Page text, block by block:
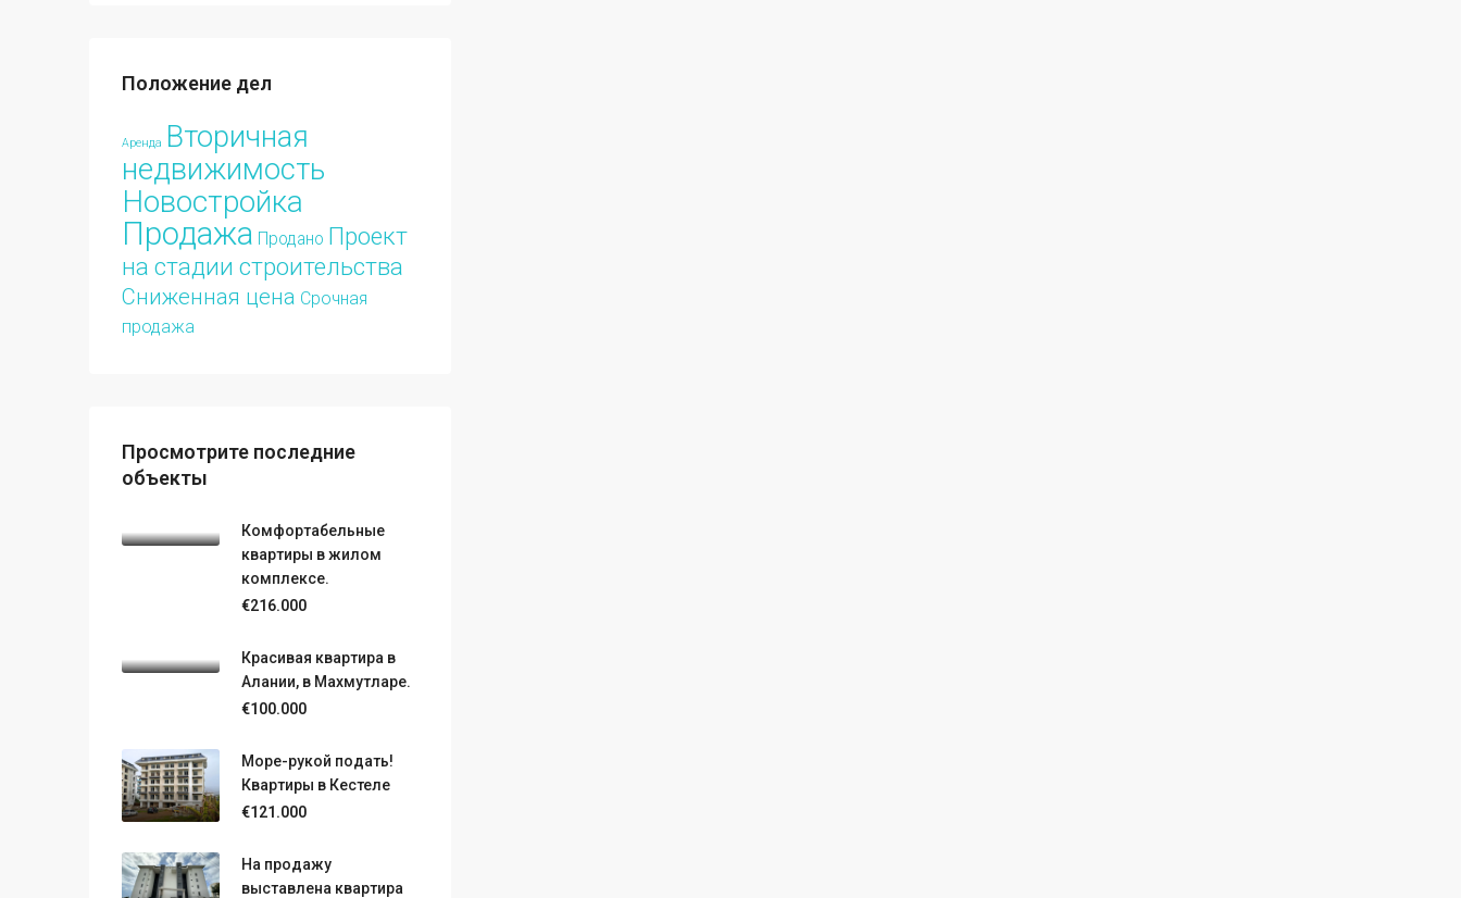
Положение дел
Аренда Вторичная
недвижимость
Новостройка
Продажа Продано Проект
на стадии строительства
Сниженная цена Срочная
продажа
Просмотрите последние
объекты
Комфортабельные
квартиры в жилом
комплексе.
€216.000
Красивая квартира в
Алании, в Махмутларе.
€100.000
Море-рукой подать!
Квартиры в Кестеле
€121.000
На продажу
выставлена квартира